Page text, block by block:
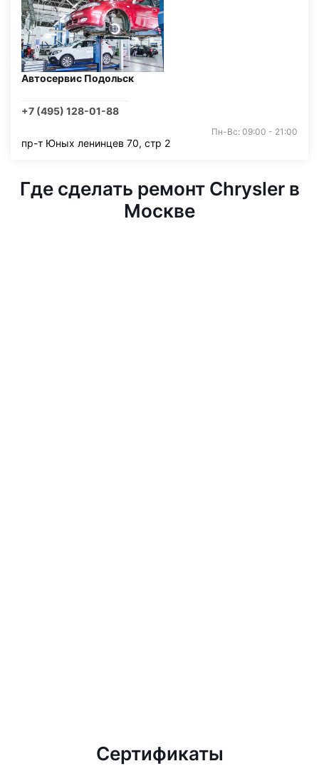
Автосервис Подольск
+7 (495) 128-01-88
Пн-Вс: 09:00 - 21:00
пр-т Юных ленинцев 70, стр 2
Где сделать ремонт Chrysler в
Москве
Сертификаты